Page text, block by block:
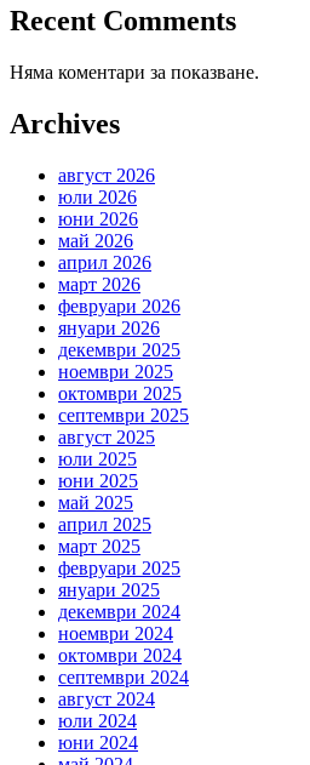
Recent Comments
Няма коментари за показване.
Archives
август 2026
юли 2026
юни 2026
май 2026
април 2026
март 2026
февруари 2026
януари 2026
декември 2025
ноември 2025
октомври 2025
септември 2025
август 2025
юли 2025
юни 2025
май 2025
април 2025
март 2025
февруари 2025
януари 2025
декември 2024
ноември 2024
октомври 2024
септември 2024
август 2024
юли 2024
юни 2024